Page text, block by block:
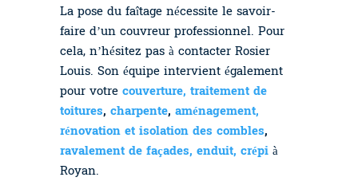
La pose du faîtage nécessite le savoir-
faire d’un couvreur professionnel. Pour
cela, n’hésitez pas à contacter Rosier
Louis. Son équipe intervient également
pour votrecouverture, traitement de
toitures, charpente, aménagement,
rénovation et isolation des combles,
ravalement de façades, enduit, crépià
Royan.